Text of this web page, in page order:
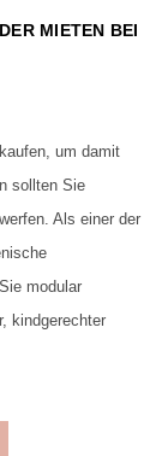
MIETEN BEI
um damit
sollten Sie
Als einer der
modular
kindgerechter